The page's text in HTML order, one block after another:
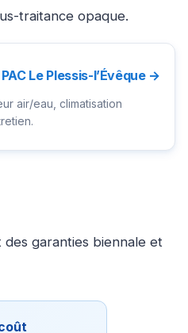
traitance opaque.
Le Plessis-l’Évêque →
air/eau, climatisation
garanties biennale et